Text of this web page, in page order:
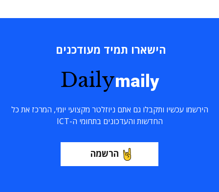
הישארו תמיד מעודכנים
Dailymaily
הירשמו עכשיו ותקבלו גם אתם ניוזלטר מקצועי יומי, המרכז את כל
החדשות והעדכונים בתחומי ה-ICT
הרשמה